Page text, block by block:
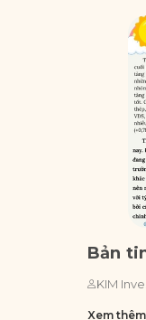
Bản
KIM
Xem thêm